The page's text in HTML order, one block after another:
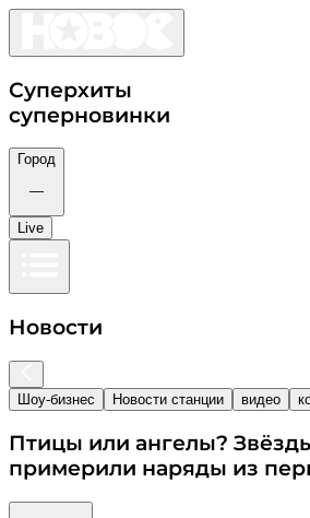
Суперхиты
суперновинки
Город
—
Live
Новости
Шоу-бизнес Новости станции видео
Птицы или ангелы?
примерили наряды из